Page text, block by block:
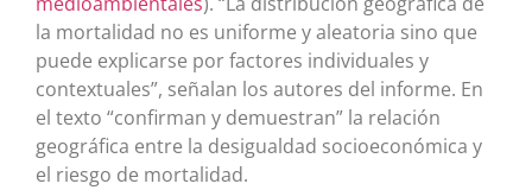
la mortalidad no es uniforme y aleatoria sino que
puede explicarse por factores individuales y
contextuales”, señalan los autores del informe. En
el texto “confirman y demuestran” la relación
geográfica entre la desigualdad socioeconómica y
el riesgo de mortalidad.